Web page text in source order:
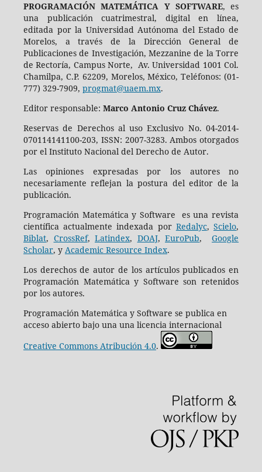
PROGRAMACIÓN MATEMÁTICA Y SOFTWARE, es
una publicación cuatrimestral, digital en línea,
editada por la Universidad Autónoma del Estado de
Morelos, a través de la Dirección General de
Publicaciones de Investigación, Mezzanine de la Torre
de Rectoría, Campus Norte, Av. Universidad 1001 Col.
Chamilpa, C.P. 62209, Morelos, México, Teléfonos: (01-
777) 329-7909, progmat@uaem.mx.
Editor responsable: Marco Antonio Cruz Chávez.
Reservas de Derechos al uso Exclusivo No. 04-2014-
070114141100-203, ISSN: 2007-3283. Ambos otorgados
por el Instituto Nacional del Derecho de Autor.
Las opiniones expresadas por los autores no
necesariamente reflejan la postura del editor de la
publicación.
Programación Matemática y Software es una revista
científica actualmente indexada por Redalyc,Scielo,
Biblat, CrossRef,Latindex, DOAJ,EuroPub,Google
Scholar, y Academic Resource Index.
Los derechos de autor de los artículos publicados en
Programación Matemática y Software son retenidos
por los autores.
Programación Matemática y Software se publica en
acceso abierto bajo una una licencia internacional
Creative Commons Atribución 4.0.